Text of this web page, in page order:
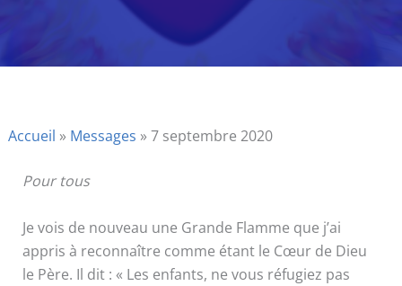
Accueil » Messages »7 septembre 2020
Pour tous
Je vois de nouveau une Grande Flamme que j’ai
appris à reconnaître comme étant le Cœur de Dieu
le Père. Il dit : « Les enfants, ne vous réfugiez pas